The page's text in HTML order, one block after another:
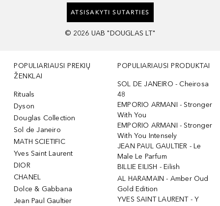
ATSISAKYTI SUTARTIES
© 2026 UAB "DOUGLAS LT"
POPULIARIAUSI PREKIŲ
ŽENKLAI
Rituals
Dyson
Douglas Collection
Sol de Janeiro
MATH SCIETIFIC
Yves Saint Laurent
DIOR
CHANEL
Dolce & Gabbana
Jean Paul Gaultier
POPULIARIAUSI PRODUKTAI
SOL DE JANEIRO - Cheirosa
48
EMPORIO ARMANI - Stronger
With You
EMPORIO ARMANI - Stronger
With You Intensely
JEAN PAUL GAULTIER - Le
Male Le Parfum
BILLIE EILISH - Eilish
AL HARAMAIN - Amber Oud
Gold Edition
YVES SAINT LAURENT - Y